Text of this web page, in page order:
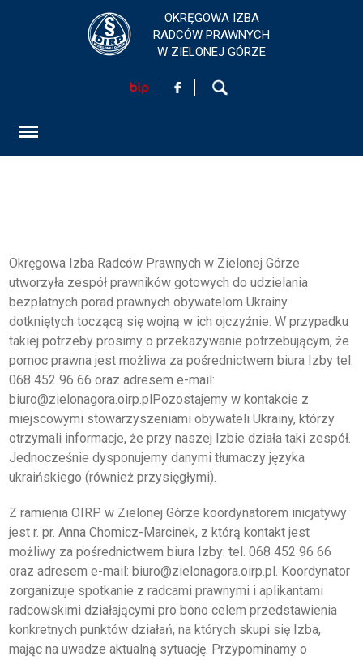
HOME
KONTAKT
EGZAMINY PRAWNICZE
O IZBIE
DLA RADCÓW
DLA APLIKANTÓW
SZKOLENIA
KLUB SENIORA
LUBUSKIE CENTRUM
MEDIACJI
NIEODPŁATNA POMOC
PRAWNA
BIBLIOTEKA
OKRĘGOWA IZBA
RADCÓW PRAWNYCH
W ZIELONEJ GÓRZE
Okręgowa Izba Radców Prawnych w Zielonej Górze
utworzyła zespół prawników gotowych do udzielania
bezpłatnych porad prawnych obywatelom Ukrainy
dotkniętych toczącą się wojną w ich ojczyźnie. W przypadku
takiej potrzeby prosimy o przekazywanie potrzebującym, że
pomoc prawna jest możliwa za pośrednictwem biura Izby tel.
068 452 96 66 oraz adresem e-mail:
biuro@zielonagora.oirp.plPozostajemy w kontakcie z
miejscowymi stowarzyszeniami obywateli Ukrainy, którzy
otrzymali informacje, że przy naszej Izbie działa taki zespół.
Jednocześnie dysponujemy danymi tłumaczy języka
ukraińskiego (również przysięgłymi).
Z ramienia OIRP w Zielonej Górze koordynatorem inicjatywy
jest r. pr. Anna Chomicz-Marcinek, z którą kontakt jest
możliwy za pośrednictwem biura Izby: tel. 068 452 96 66
oraz adresem e-mail: biuro@zielonagora.oirp.pl. Koordynator
zorganizuje spotkanie z radcami prawnymi i aplikantami
radcowskimi działającymi pro bono celem przedstawienia
konkretnych punktów działań, na których skupi się Izba,
mając na uwadze aktualną sytuację. Przypominamy o